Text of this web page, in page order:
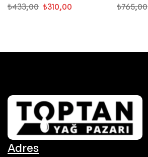
₺433,00 ₺310,00 ₺765,00
Adres